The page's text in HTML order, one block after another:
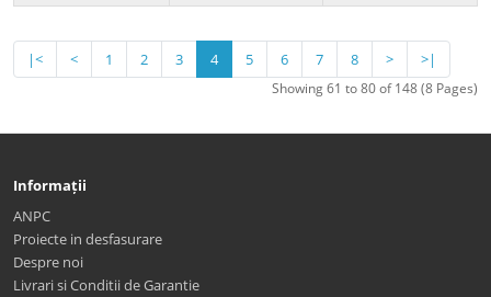
|< < 1 2 3 4 5 6 7 8 > >|
Showing 61 to 80 of 148 (8 Pages)
Informații
ANPC
Proiecte in desfasurare
Despre noi
Livrari si Conditii de Garantie